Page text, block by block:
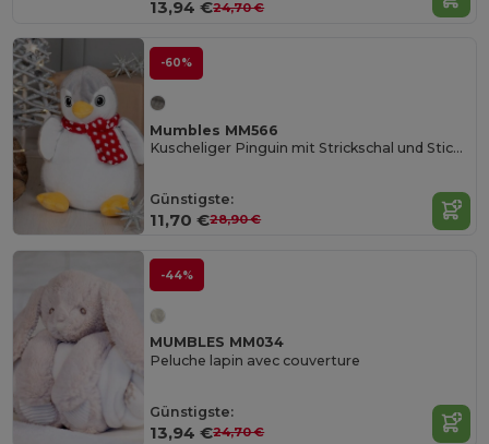
13,94 €24,70 €
-60%
Mumbles MM566
Kuscheliger Pinguin mit Strickschal und Stickfläche
Günstigste:
11,70 €28,90 €
-44%
MUMBLES MM034
Peluche lapin avec couverture
Günstigste:
13,94 €24,70 €